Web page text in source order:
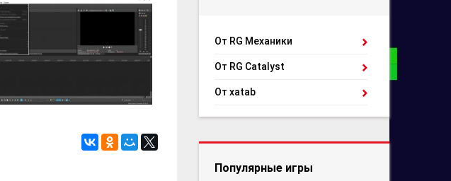
От RG Механики
От RG Catalyst
От xatab
Популярные игры